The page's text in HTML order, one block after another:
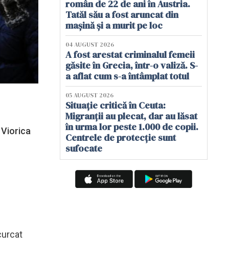
român de 22 de ani în Austria.
Tatăl său a fost aruncat din
mașină și a murit pe loc
04 AUGUST 2026
A fost arestat criminalul femeii
găsite în Grecia, într-o valiză. S-
a aflat cum s-a întâmplat totul
05 AUGUST 2026
Situație critică în Ceuta:
Migranții au plecat, dar au lăsat
în urma lor peste 1.000 de copii.
Centrele de protecție sunt
sufocate